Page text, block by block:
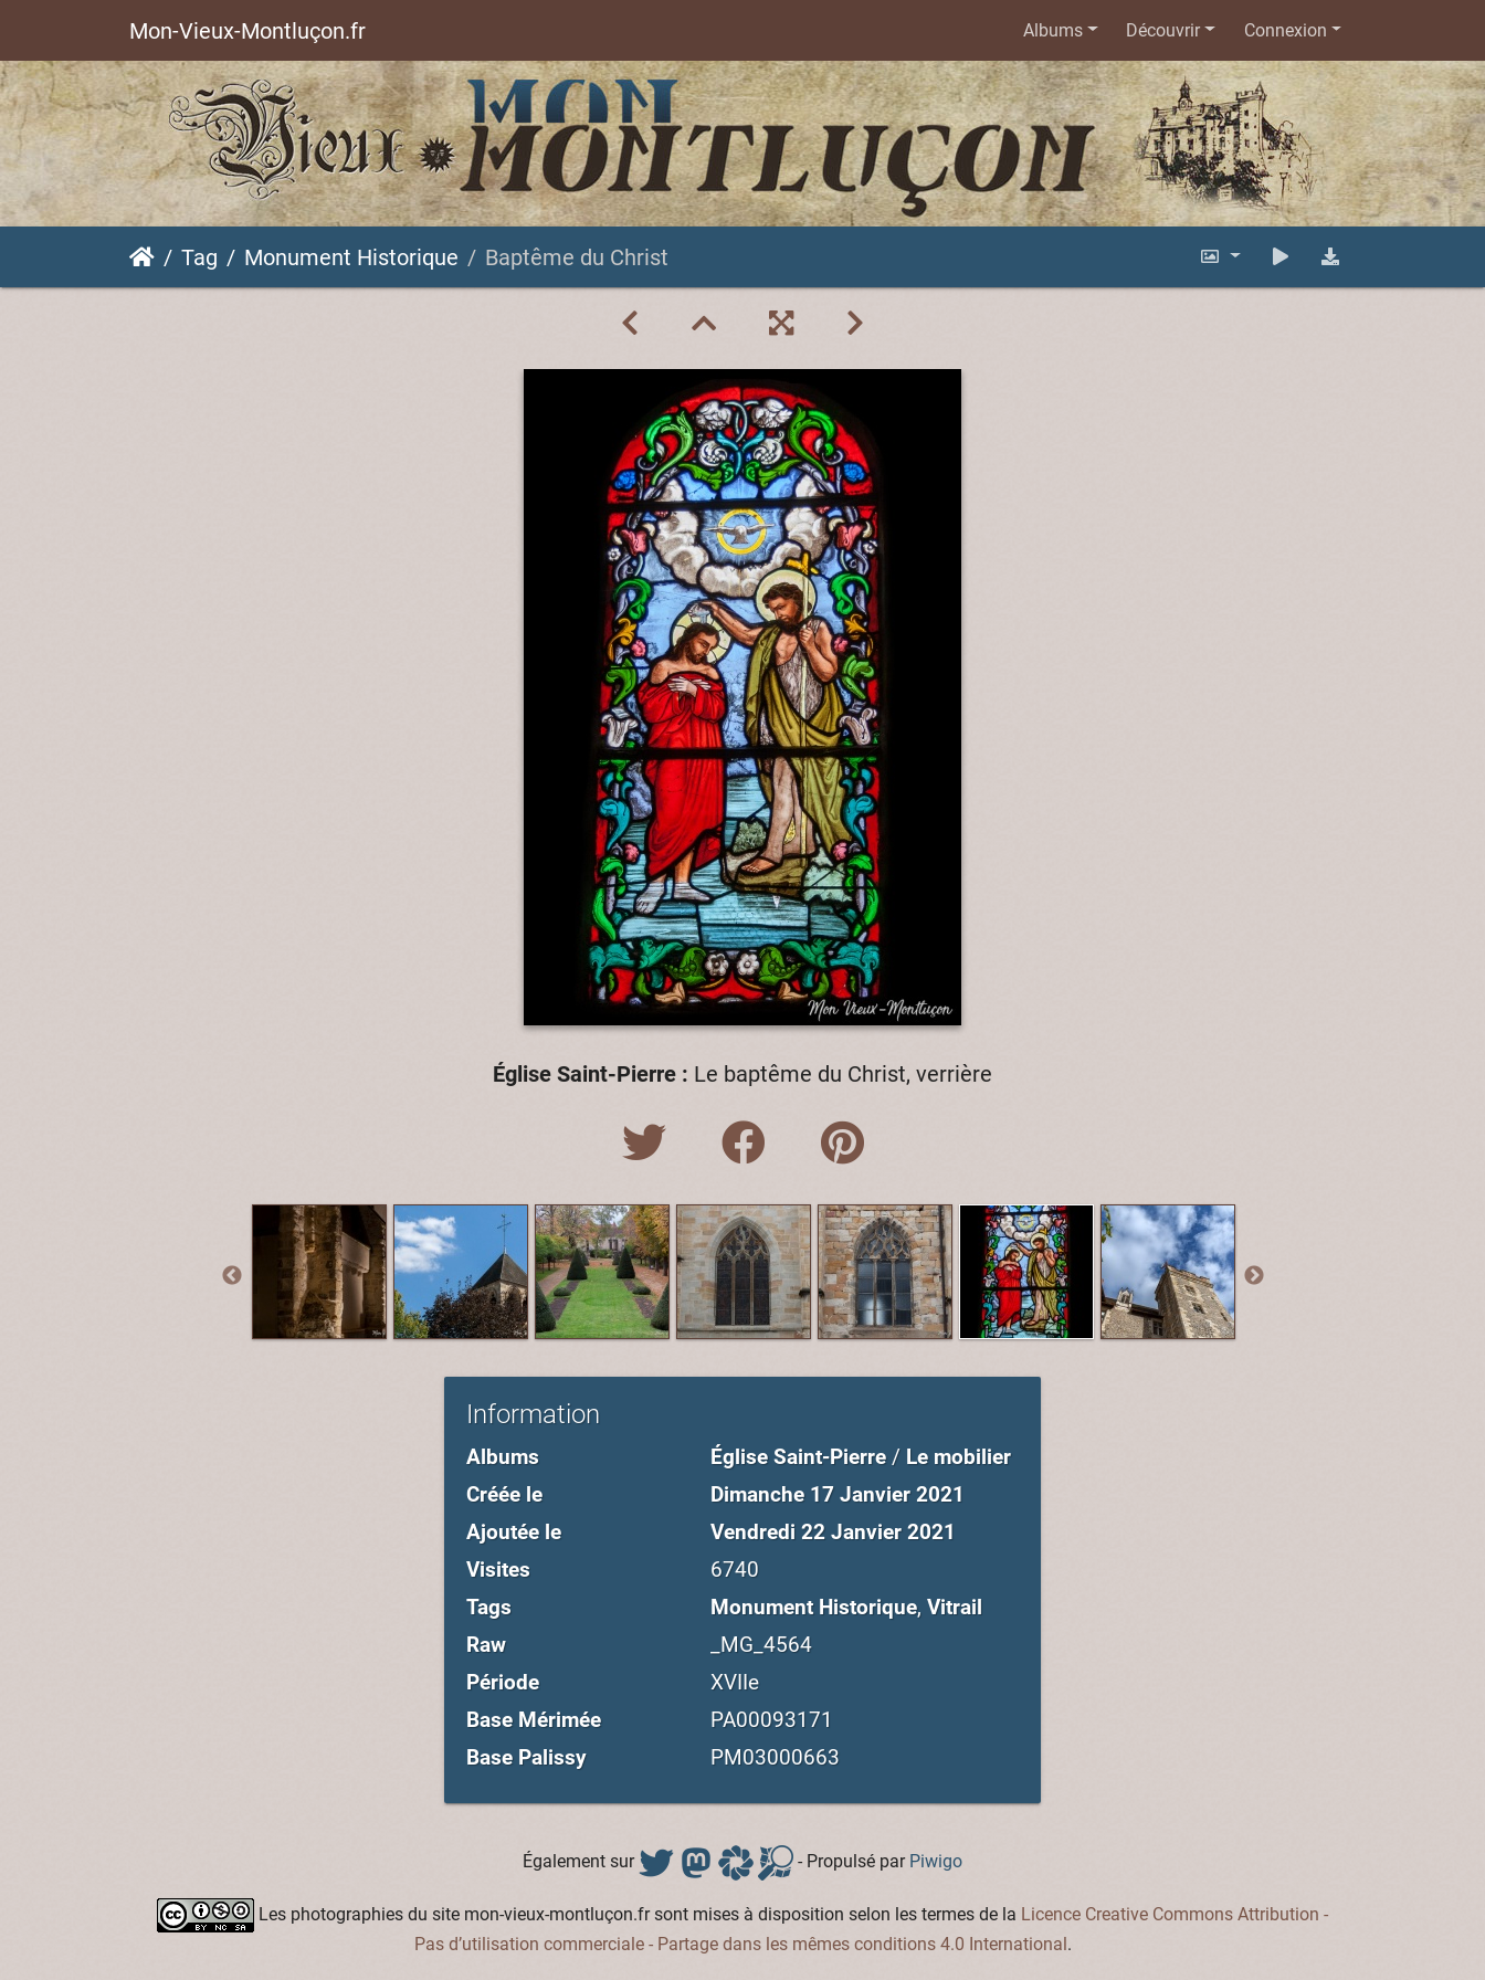
Mon-Vieux-Montluçon.fr Albums Découvrir Connexion
Tag Monument Historique Baptême du Christ
Église Saint-Pierre : Le baptême du Christ, verrière
Information
Albums Église Saint-Pierre/ Le mobilier
Créée le
Dimanche 17 Janvier 2021
Ajoutée le
Vendredi 22 Janvier 2021
Visites
6740
Tags
Monument Historique, Vitrail
Raw
_MG_4564
Période
XVIIe
Base Mérimée
PA00093171
Base Palissy
PM03000663
Également sur - Propulsé par Piwigo
Les photographies du site mon-vieux-montluçon.fr sont mises à disposition selon les termes de la Licence Creative Commons Attribution -
Pas d’utilisation commerciale - Partage dans les mêmes conditions 4.0 International.